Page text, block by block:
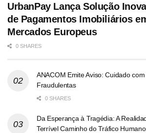
UrbanPay Lança Solução
de Pagamentos Imobiliários
Mercados Europeus
0 SHARES
ANACOM Emite Aviso: Cuidado
Fraudulentas
0 SHARES
Da Esperança à Tragédia: A
Terrível Caminho do Tráfico Humano